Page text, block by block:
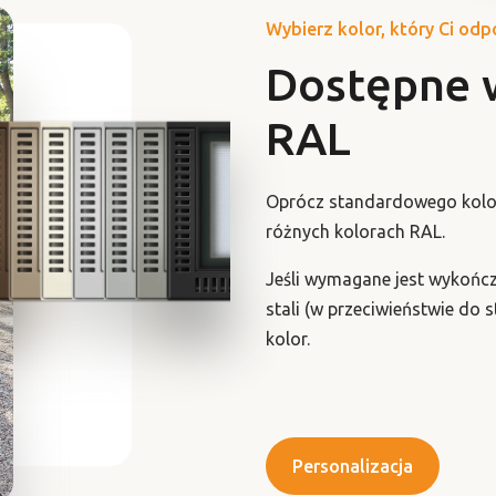
Wybierz kolor, który Ci
Dostępne
RAL
Oprócz standardowego
różnych kolorach RAL.
Jeśli wymagane jest
stali (w przeciwieństwie do
kolor.
Personalizacja